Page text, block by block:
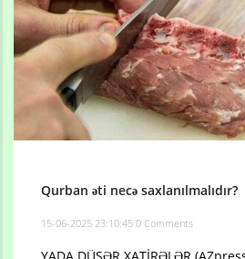
Qurban əti necə saxlanılmalıdır?
15-06-2025 23:10:45 0 Comments